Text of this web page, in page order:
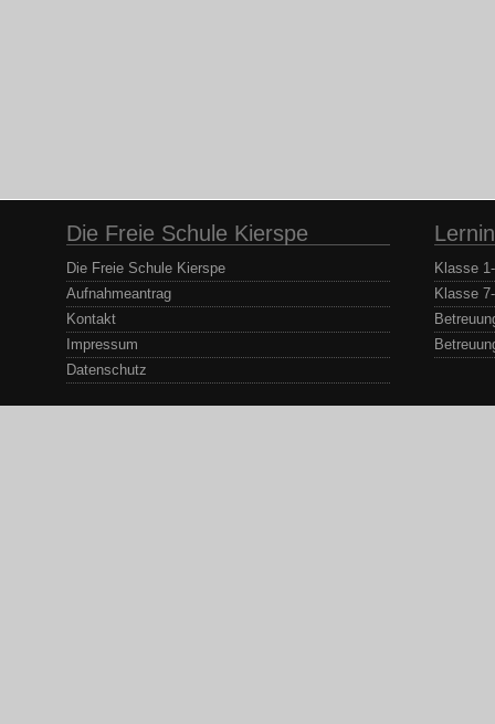
Die Freie Schule Kierspe
Die Freie Schule Kierspe
Aufnahmeantrag
Kontakt
Impressum
Datenschutz
Klasse
Klasse